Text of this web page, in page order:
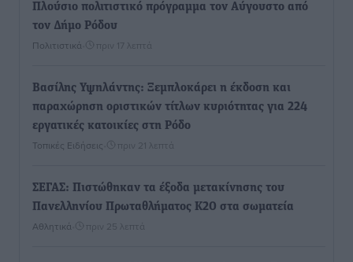
Πλούσιο πολιτιστικό πρόγραμμα τον Αύγουστο από
τον Δήμο Ρόδου
Πολιτιστικά πριν 17 λεπτά
Βασίλης Υψηλάντης: Ξεμπλοκάρει η έκδοση και
παραχώρηση οριστικών τίτλων κυριότητας για 224
εργατικές κατοικίες στη Ρόδο
Τοπικές Ειδήσεις πριν 21 λεπτά
ΣΕΓΑΣ: Πιστώθηκαν τα έξοδα μετακίνησης του
Πανελληνίου Πρωταθλήματος Κ20 στα σωματεία
Αθλητικά πριν 25 λεπτά